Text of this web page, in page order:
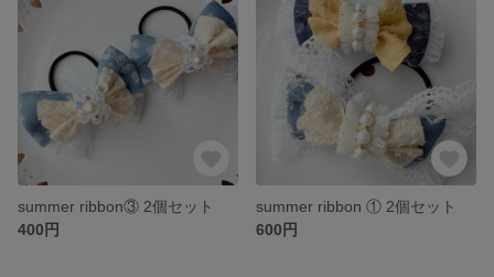
summer ribbon③ 2個セット
400円
summer ribbon ① 2個セット
600円